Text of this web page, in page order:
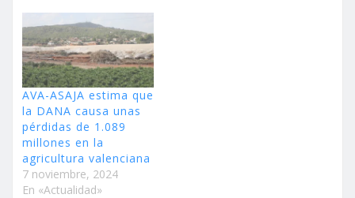
AVA-ASAJA estima que
la DANA causa unas
pérdidas de 1.089
millones en la
agricultura valenciana
7 noviembre, 2024
En «Actualidad»